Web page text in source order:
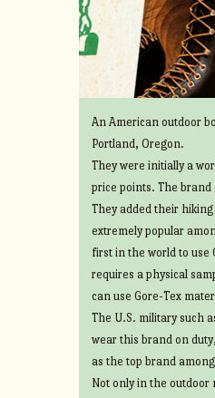
An American outdoor
Portland, Oregon.
They were initially a
price points. The brand
They added their
extremely popular
first in the world to use
requires a physical
can use Gore-Tex
The U.S. military such
wear this brand on
as the top brand
Not only in the outdoor